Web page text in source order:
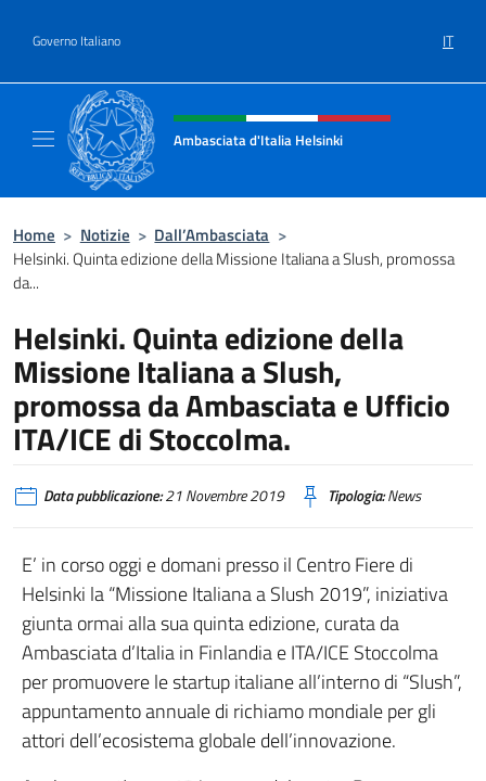
Governo Italiano IT
Intestazione sito, social e menù
Ambasciata d'Italia Helsinki
Home > Notizie > Dall’Ambasciata >
Helsinki. Quinta edizione della Missione Italiana a Slush, promossa
da...
Helsinki. Quinta edizione della
Missione Italiana a Slush,
promossa da Ambasciata e Ufficio
ITA/ICE di Stoccolma.
Data pubblicazione:21 Novembre 2019 Tipologia:News
E’ in corso oggi e domani presso il Centro Fiere di
Helsinki la “Missione Italiana a Slush 2019”, iniziativa
giunta ormai alla sua quinta edizione, curata da
Ambasciata d’Italia in Finlandia e ITA/ICE Stoccolma
per promuovere le startup italiane all’interno di “Slush”,
appuntamento annuale di richiamo mondiale per gli
attori dell’ecosistema globale dell’innovazione.